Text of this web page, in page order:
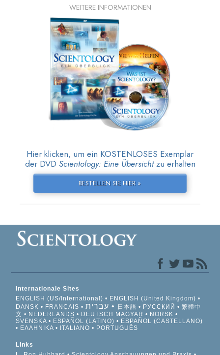
WEITERE INFORMATIONEN
Hier klicken, um ein KOSTENLOSES Exemplar
der DVD Scientology: Eine Übersichtzu erhalten
BESTELLEN SIE HIER »
Internationale Sites
ENGLISH (US/International)
ENGLISH (United Kingdom)
DANSK
FRANÇAIS עברית 日本語 РУССКИЙ
繁體中
文
NEDERLANDS DEUTSCH MAGYAR
NORSK
SVENSKA
ESPAÑOL (LATINO)
ESPAÑOL (CASTELLANO)
ΕΛΛΗΝΙΚA
ITALIANO PORTUGUÊS
Links